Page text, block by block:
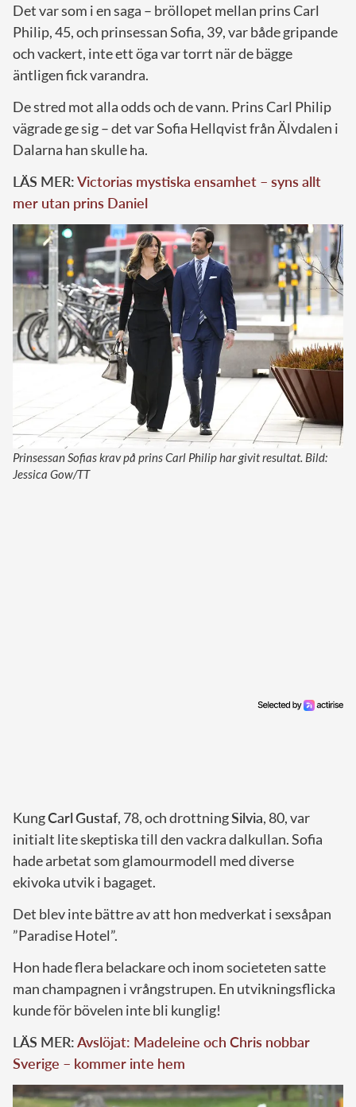
Det var som i en saga – bröllopet mellan prins Carl
Philip, 45, och prinsessan Sofia, 39, var både gripande
och vackert, inte ett öga var torrt när de bägge
äntligen fick varandra.
De stred mot alla odds och de vann. Prins Carl Philip
vägrade ge sig ­– det var Sofia Hellqvist från Älvdalen i
Dalarna han skulle ha.
LÄS MER:Victorias mystiska ensamhet – syns allt
mer utan prins Daniel
Prinsessan Sofias krav på prins Carl Philip har givit resultat. Bild:
Jessica Gow/TT
KungCarlGustaf, 78, och drottningSilvia, 80, var
initialt lite skeptiska till den vackra dalkullan. Sofia
hade arbetat som glamourmodell med diverse
ekivoka utvik i bagaget.
Det blev inte bättre av att hon medverkat i sexsåpan
”Paradise Hotel”.
Hon hade flera belackare och inom societeten satte
man champagnen i vrångstrupen. En utvikningsflicka
kunde för bövelen inte bli kunglig!
LÄS MER:Avslöjat: Madeleine och Chris nobbar
Sverige – kommer inte hem